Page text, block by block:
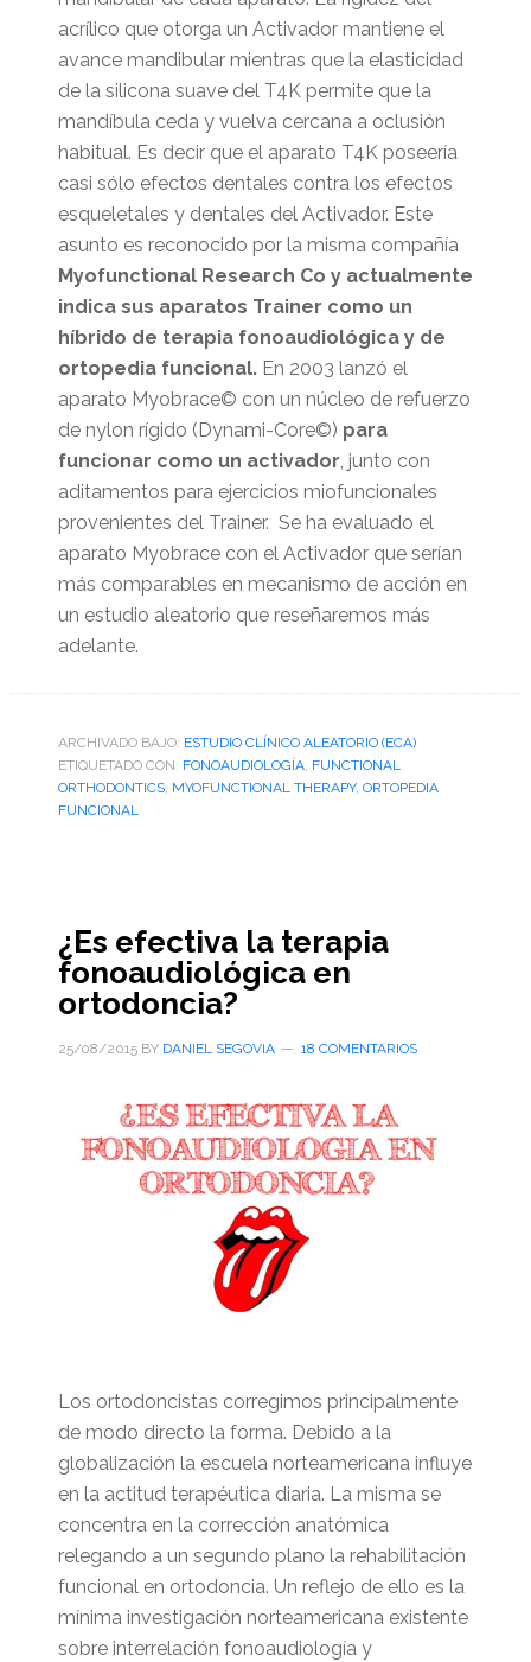
acrílico que otorga un Activador mantiene el
avance mandibular mientras que la elasticidad
de la silicona suave del T4K permite que la
mandíbula ceda y vuelva cercana a oclusión
habitual. Es decir que el aparato T4K poseería
casi sólo efectos dentales contra los efectos
esqueletales y dentales del Activador. Este
asunto es reconocido por la misma compañía
Myofunctional Research Co y actualmente
indica sus aparatos Trainer como un
híbrido de terapia fonoaudiológica y de
ortopedia funcional.En 2003 lanzó el
aparato Myobrace© con un núcleo de refuerzo
de nylon rígido (Dynami-Core©) para
funcionar como un activador, junto con
aditamentos para ejercicios miofuncionales
provenientes del Trainer. Se ha evaluado el
aparato Myobrace con el Activador que serían
más comparables en mecanismo de acción en
un estudio aleatorio que reseñaremos más
adelante.
ARCHIVADO BAJO: ESTUDIO CLÍNICO ALEATORIO (ECA)
ETIQUETADO CON: FONOAUDIOLOGÍA, FUNCTIONAL
ORTHODONTICS, MYOFUNCTIONAL THERAPY, ORTOPEDIA
FUNCIONAL
¿Es efectiva la terapia
fonoaudiológica en
ortodoncia?
25/08/2015BY DANIEL SEGOVIA 18 COMENTARIOS
Los ortodoncistas corregimos principalmente
de modo directo la forma. Debido a la
globalización la escuela norteamericana influye
en la actitud terapéutica diaria. La misma se
concentra en la corrección anatómica
relegando a un segundo plano la rehabilitación
funcional en ortodoncia. Un reflejo de ello es la
mínima investigación norteamericana existente
sobre interrelación fonoaudiología y